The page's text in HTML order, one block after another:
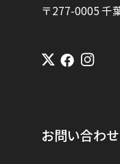
〒277-0005 千
お問い合わせ